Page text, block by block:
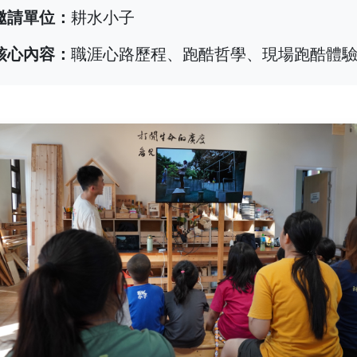
單位： 耕水小子
內容： 職涯心路歷程、跑酷哲學、現場跑酷體驗